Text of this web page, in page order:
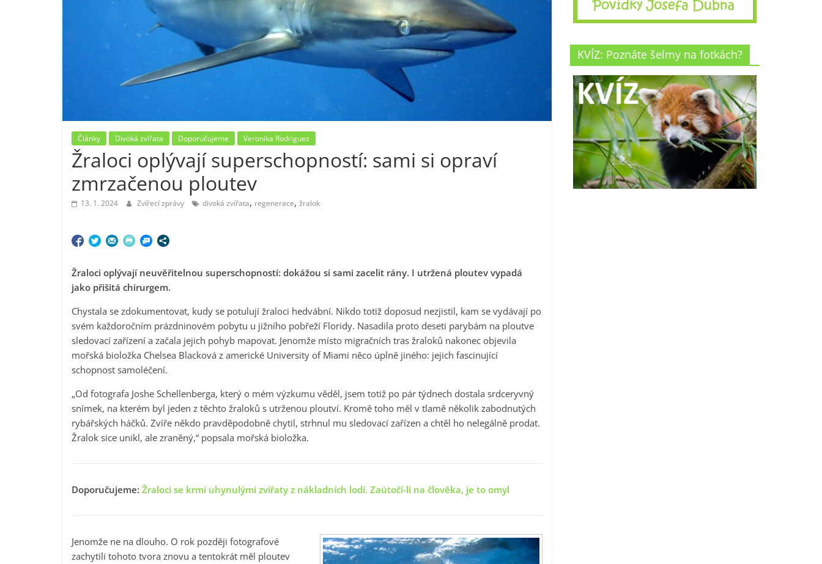
Články Divoká zvířata Doporučujeme Veronika Rodriguez
Žraloci oplývají superschopností: sami si opraví
zmrzačenou ploutev
13. 1. 2024 Zvířecí zprávy divoká zvířata, regenerace, žralok
Žraloci oplývají neuvěřitelnou superschopností: dokážou si sami zacelit rány. I utržená ploutev vypadá
jako přišitá chirurgem.
Chystala se zdokumentovat, kudy se potulují žraloci hedvábní. Nikdo totiž doposud nezjistil, kam se vydávají po
svém každoročním prázdninovém pobytu u jižního pobřeží Floridy. Nasadila proto deseti parybám na ploutve
sledovací zařízení a začala jejich pohyb mapovat. Jenomže místo migračních tras žraloků nakonec objevila
mořská bioložka Chelsea Blacková z americké University of Miami něco úplně jiného: jejich fascinující
schopnost samoléčení.
„Od fotografa Joshe Schellenberga, který o mém výzkumu věděl, jsem totiž po pár týdnech dostala srdceryvný
snímek, na kterém byl jeden z těchto žraloků s utrženou ploutví. Kromě toho měl v tlamě několik zabodnutých
rybářských háčků. Zvíře někdo pravděpodobně chytil, strhnul mu sledovací zařízen a chtěl ho nelegálně prodat.
Žralok sice unikl, ale zraněný,“ popsala mořská bioložka.
Doporučujeme: Žraloci se krmí uhynulými zvířaty z nákladních lodí. Zaútočí-li na člověka, je to omyl
Jenomže ne na dlouho. O rok později fotografové
zachytili tohoto tvora znovu a tentokrát měl ploutev
KVÍZ: Poznáte šelmy na fotkách?